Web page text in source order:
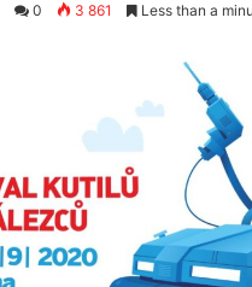
0 3 861 Less than a